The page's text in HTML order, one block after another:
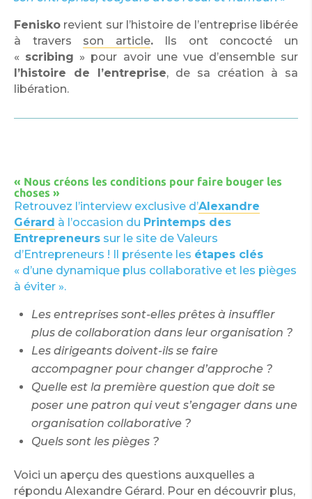
Fenisko revient sur l’histoire de l’entreprise libérée
à travers son article.Ils ont concocté un
« scribing » pour avoir une vue d’ensemble sur
l’histoire de l’entreprise, de sa création à sa
libération.
« Nous créons les conditions pour faire bouger les
choses »
Retrouvez l’interview exclusive d’Alexandre
Gérard à l’occasion du Printemps des
Entrepreneurs sur le site de Valeurs
d’Entrepreneurs ! Il présente les étapes clés
« d’une dynamique plus collaborative et les pièges
à éviter ».
Les entreprises sont-elles prêtes à insuffler
plus de collaboration dans leur organisation ?
Les dirigeants doivent-ils se faire
accompagner pour changer d’approche ?
Quelle est la première question que doit se
poser une patron qui veut s’engager dans une
organisation collaborative ?
Quels sont les pièges ?
Voici un aperçu des questions auxquelles a
répondu Alexandre Gérard. Pour en découvrir plus,